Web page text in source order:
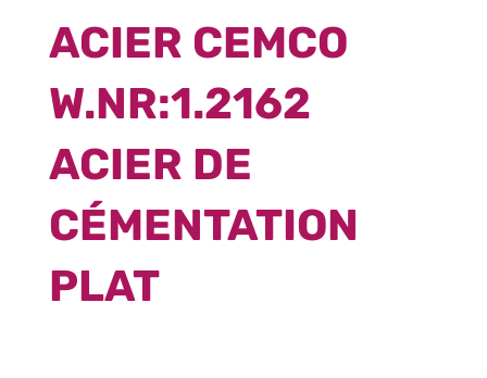
ACIER CEMCO
W.NR:1.2162
ACIER DE
CÉMENTATION
PLAT